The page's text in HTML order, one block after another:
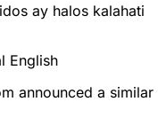
ay halos kalahati
English
announced a similar